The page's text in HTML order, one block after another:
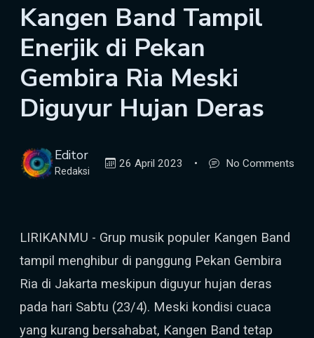
Kangen Band Tampil
Enerjik di Pekan
Gembira Ria Meski
Diguyur Hujan Deras
Editor
Redaksi
26 April 2023 • No Comments
LIRIKANMU - Grup musik populer Kangen Band
tampil menghibur di panggung Pekan Gembira
Ria di Jakarta meskipun diguyur hujan deras
pada hari Sabtu (23/4). Meski kondisi cuaca
yang kurang bersahabat, Kangen Band tetap